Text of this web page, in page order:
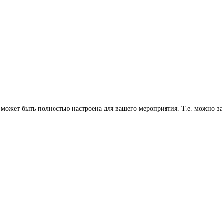
быть полностью настроена для вашего мероприятия. Т.е. можно